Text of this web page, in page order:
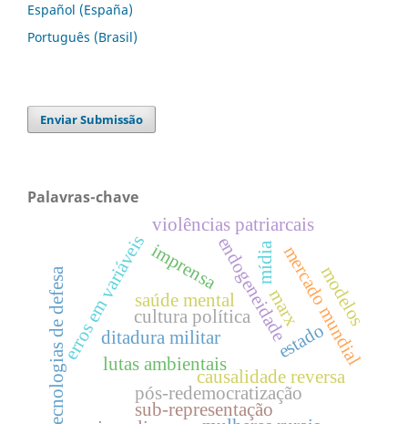
Español (España)
Português (Brasil)
Enviar Submissão
Palavras-chave
ditadura militar
lutas ambientais
cultura políticaendogeneidade
causalidade reversa
erros em variáveis
tecnologias de defesa pós-redemocratização
sub-representação
marx
estado
mercado mundial
saúde mental
imprensa mídia
violências patriarcais
modelos